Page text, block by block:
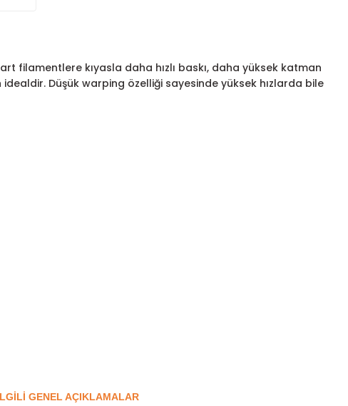
filamentlere kıyasla daha hızlı baskı, daha yüksek katman
Düşük warping özelliği sayesinde yüksek hızlarda bile
AÇIKLAMALAR